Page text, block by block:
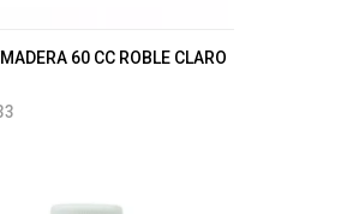
60 CC ROBLE CLARO